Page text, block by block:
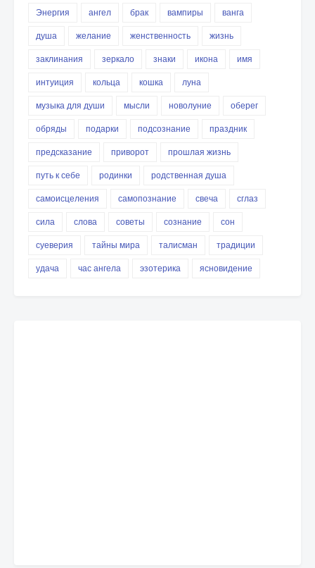
Энергия
ангел брак вампиры
ванга
душа
желание женственность
жизнь
заклинания
зеркало знаки икона
имя
интуиция
кольца кошка
луна
музыка для души
мысли новолуние
оберег
обряды
подарки подсознание
праздник
предсказание
приворот
прошлая жизнь
путь к себе
родинки
родственная душа
самоисцеления
самопознание свеча
сглаз
сила
слова советы сознание
сон
суеверия
тайны мира талисман
традиции
удача
час ангела эзотерика ясновидение